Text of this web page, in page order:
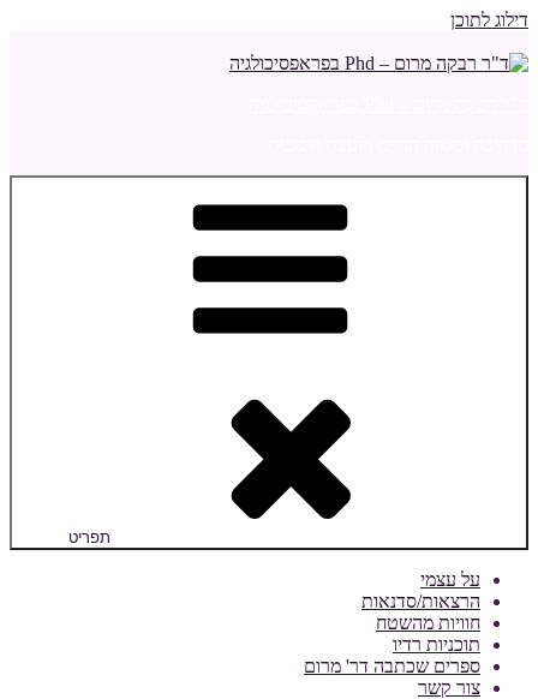
דילוג לתוכן
תפריט
על עצמי
הרצאות/סדנאות
חוויות מהשטח
תוכניות רדיו
ספרים שכתבה דר' מרום
צור קשר